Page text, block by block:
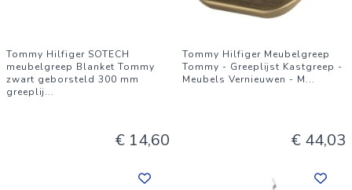
Tommy Hilfiger SOTECH
meubelgreep Blanket Tommy
zwart geborsteld 300 mm
greeplij...
€ 14,60
Tommy Hilfiger Meubelgreep
Tommy - Greeplijst Kastgreep -
Meubels Vernieuwen - M...
€ 44,03